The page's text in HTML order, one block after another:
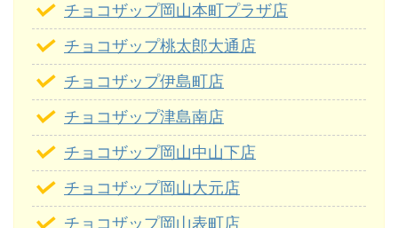
チョコザップ岡山本町プラザ店
チョコザップ桃太郎大通店
チョコザップ伊島町店
チョコザップ津島南店
チョコザップ岡山中山下店
チョコザップ岡山大元店
チョコザップ岡山表町店